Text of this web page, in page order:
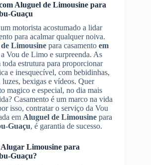
Aluguel de Limousine para
Guaçu
motorista acostumado a lidar
para acalmar qualquer noiva.
Limousine para casamento em
Vou de Limo e surpreenda. As
estrutura para proporcionar
e inesquecível, com bebidinhas,
luzes, bexigas e vídeos. Quer
magico e especial, no dia mais
Casamento é um marco na vida
isso, contratar o serviço da Vou
em Aluguel de Limousine para
Guaçu, é garantia de sucesso.
Alugar Limousine para
Guaçu?